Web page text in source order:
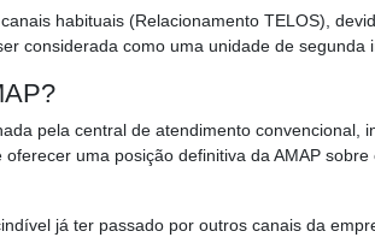
habituais (Relacionamento TELOS),
considerada como uma unidade de segunda
pela central de atendimento convencional,
uma posição definitiva da AMAP
já ter passado por outros canais da